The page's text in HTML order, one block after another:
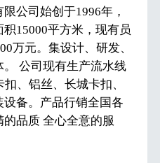
公司始创于1996年，
15000平方米，现有员
万元。集设计、研发、
公司现有生产流水线
、铝丝、长城卡扣、
备。产品行销全国各
品质 全心全意的服